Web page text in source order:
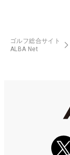
ゴルフ総合サイト
ALBA Net